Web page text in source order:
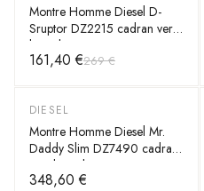
Montre Homme Diesel D-
Sruptor DZ2215 cadran vert
bracelet acier
161,40 €269 €
DIESEL
Montre Homme Diesel Mr.
Daddy Slim DZ7490 cadran
noir bracelet acier
348,60 €